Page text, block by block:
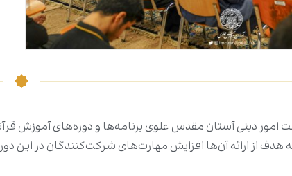
امور دینی آستان مقدس علوی برنامه‌ها و دوره‌های آموزش
هدف از ارائه آن‌ها افزایش مهارت‌های شرکت‌کنندگان در این